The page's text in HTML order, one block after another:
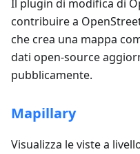
Il plugin di modifica di
contribuire a
che crea una mappa
dati open-source
pubblicamente.
Mapillary
Visualizza le viste a